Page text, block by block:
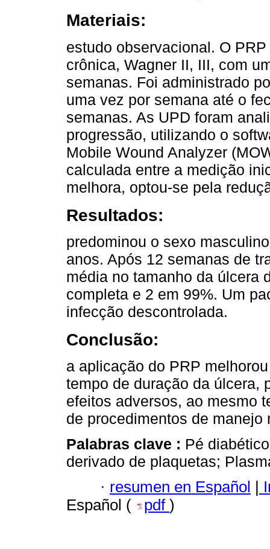
Materiais:
estudo observacional. O
crônica, Wagner II, III, com
semanas. Foi administrado
uma vez por semana até o
semanas. As UPD foram
progressão, utilizando o
Mobile Wound Analyzer
calculada entre a medição
melhora, optou-se pela
Resultados:
predominou o sexo
anos. Após 12 semanas de
média no tamanho da úlcera
completa e 2 em 99%. Um
infecção descontrolada.
Conclusão:
a aplicação do PRP
tempo de duração da úlcera,
efeitos adversos, ao mesmo
de procedimentos de manejo
Palabras clave : Pé
derivado de plaquetas;
· resumen en Español
Español (
pdf )